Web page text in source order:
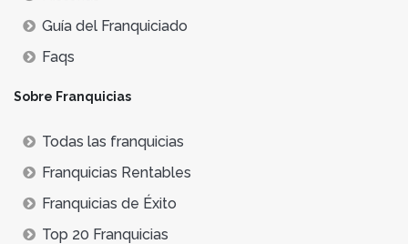
Guía del Franquiciado
Faqs
Sobre Franquicias
Todas las franquicias
Franquicias Rentables
Franquicias de Éxito
Top 20 Franquicias